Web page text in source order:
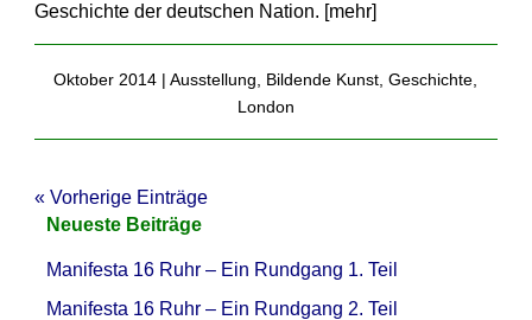
Geschichte der deutschen Nation. [mehr]
Oktober 2014 |Ausstellung Bildende Kunst ,Geschichte
London
« Vorherige Einträge
Neueste Beiträge
Manifesta 16 Ruhr – Ein Rundgang 1. Teil
Manifesta 16 Ruhr – Ein Rundgang 2. Teil